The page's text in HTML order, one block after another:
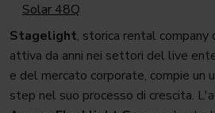
Solar 48Q
Stagelight, storica rental company
attiva da anni nei settori del live
e del mercato corporate, compie un
step nel suo processo di crescita.